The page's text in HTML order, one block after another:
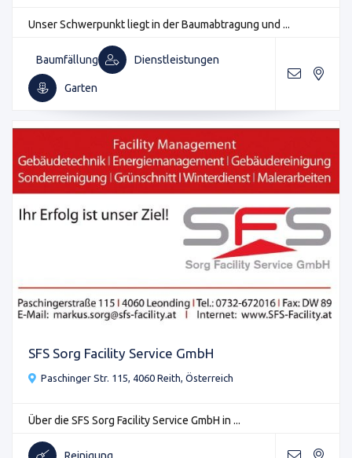
Unser Schwerpunkt liegt in der Baumabtragung und ...
Baumfällung Dienstleistungen
Garten
SFS Sorg Facility Service GmbH
Paschinger Str. 115, 4060 Reith, Österreich
Über die SFS Sorg Facility Service GmbH in ...
Reinigung